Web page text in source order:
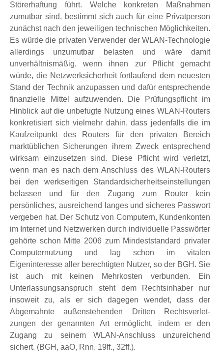
Störerhaftung führt. Welche konkreten Maßnahmen
zumutbar sind, bestimmt sich auch für eine Privatperson
zunächst nach den jeweiligen technischen Möglichkeiten.
Es würde die privaten Verwender der WLAN-Technologie
allerdings unzumutbar belasten und wäre damit
unverhältnismäßig, wenn ihnen zur Pflicht gemacht
würde, die Netzwerksicherheit fortlaufend dem neuesten
Stand der Technik anzupassen und dafür entsprechende
finanzielle Mittel aufzuwenden. Die Prüfungspflicht im
Hinblick auf die unbefugte Nutzung eines WLAN-Routers
konkretisiert sich vielmehr dahin, dass jedenfalls die im
Kaufzeitpunkt des Routers für den privaten Bereich
marktüblichen Sicherungen ihrem Zweck entsprechend
wirksam einzusetzen sind. Diese Pflicht wird verletzt,
wenn man es nach dem Anschluss des WLAN-Routers
bei den werkseitigen Standardsicherheitseinstellungen
belassen und für den Zugang zum Router kein
persönliches, ausreichend langes und sicheres Passwort
vergeben hat. Der Schutz von Computern, Kundenkonten
im Internet und Netzwerken durch individuelle Passwörter
gehörte schon Mitte 2006 zum Mindeststandard privater
Computernutzung und lag schon im vitalen
Eigeninteresse aller berechtigten Nutzer, so der BGH. Sie
ist auch mit keinen Mehrkosten verbunden. Ein
Unterlassungsanspruch steht dem Rechtsinhaber nur
insoweit zu, als er sich dagegen wendet, dass der
Abgemahnte außenstehenden Dritten Rechtsverlet-
zungen der genannten Art ermöglicht, indem er den
Zugang zu seinem WLAN-Anschluss unzureichend
sichert. (BGH, aaO, Rnn. 19ff., 32ff.).